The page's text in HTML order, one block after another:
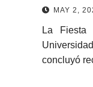
MAY 2,
La
concluyó